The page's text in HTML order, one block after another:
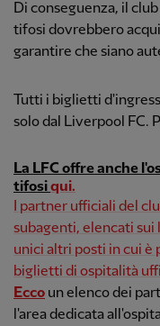
Di conseguenza, il
tifosi dovrebbero
garantire che siano
Tutti i biglietti
solo dal Liverpool FC.
La LFC offre anche
tifosiqui.
I partner ufficiali del
subagenti, elencati sui
unici altri posti in cui è
biglietti di ospitalità
Ecco un elenco dei
l'area dedicata